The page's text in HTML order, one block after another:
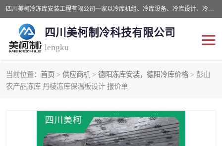
四川美柯冷冻库安装工程有限公司一家以冷库机组、冷库设备、冷库设计、冷冻库设备销售、冷库安装、冻库安装价格及技术服务为一体的综合企业，咨询热线：同等设备材料优惠10% 。公司各种类型安装组合式冷库、冷冻库、冷藏库、气调保鲜库、并提供成套设备供应、安装与调试、维护与维修、技术咨询、操作维修人员技术培训等
四川美柯制冷科技有限公司
lengku
当前位置： 首页 > 供应商机 > 德阳冻库安装，德阳冷库价格 > 彭山
农产品冻库 丹棱冻库保温板设计 报价单
冷库安装，冷库价格 四川冷库，四川冻库安装
成都冻库，成都冻库价格 绵阳冻库,绵阳保鲜冷库
德阳冻库安装，德阳冷库 广元冻库安装,广元冻库造